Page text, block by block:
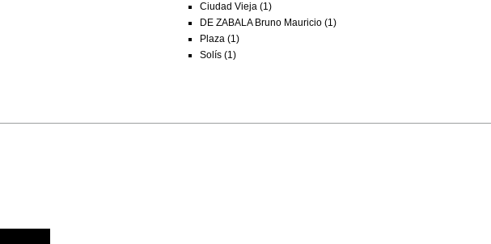
Ciudad Vieja (1)
DE ZABALA Bruno Mauricio (1)
Plaza (1)
Solís (1)